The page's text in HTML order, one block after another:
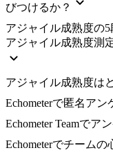
びつけるか？
アジャイル成熟度の5
アジャイル成熟度測
アジャイル成熟度は
Echometerで匿名ア
Echometer Teamでア
Echometerでチーム